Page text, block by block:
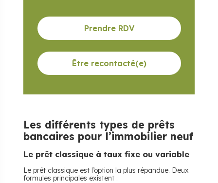
Prendre RDV
Être recontacté(e)
Les différents types de prêts
bancaires pour l’immobilier neuf
Le prêt classique à taux fixe ou variable
Le prêt classique est l’option la plus répandue. Deux
formules principales existent :